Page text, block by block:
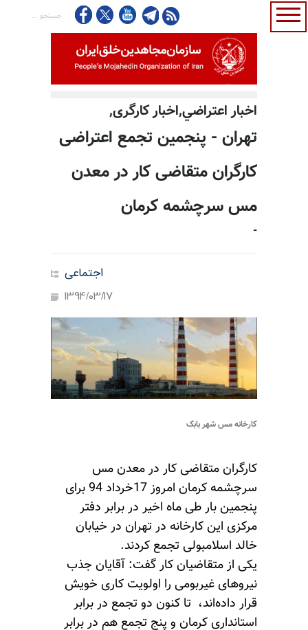
اخبار اعتراضي,اخبار کارگری,
تهران - پنجمین تجمع اعتراضی
کارگران متقاضی کار در معدن
مس سرچشمه کرمان
-
اجتماعی
1394/03/17
کارخانه مس شهر بابک
کارگران متقاضی کار در معدن مس
سرچشمه کرمان امروز 17خرداد 94 برای
پنجمین بار طی ماه اخیر در برابر دفتر
مرکزی این کارخانه در تهران در خیابان
خالد اسلامبولی تجمع کردند.
یکی از متقاضیان کار گفت: آقایان جذب
نیروهای غیربومی را اولویت کاری خویش
قرار داده‌اند، تا کنون دو تجمع در برابر
استانداری کرمان و پنج تجمع هم در برابر